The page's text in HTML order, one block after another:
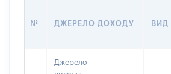
№ ДЖЕРЕЛО ДОХОДУ ВИД
Джерело